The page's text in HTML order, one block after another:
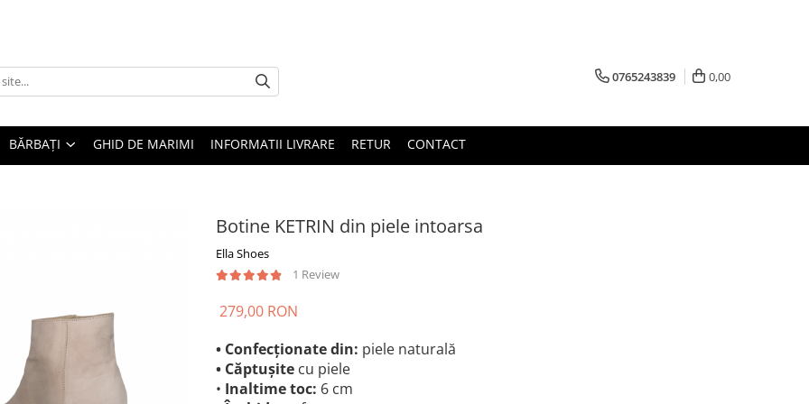
0765243839 0,00
BĂRBAȚI GHID DE MARIMI INFORMATII LIVRARE RETUR CONTACT
Botine KETRIN din piele intoarsa
Ella Shoes
1 Review
279,00 RON
• Confecționate din: piele naturală
• Căptușite cu piele
• Inaltime toc: 6 cm